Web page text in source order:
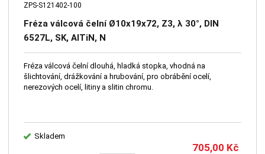
ZPS-S121402-100
Fréza válcová čelní Ø10x19x72, Z3, λ 30°, DIN
6527L, SK, AlTiN, N
Fréza válcová čelní dlouhá, hladká stopka, vhodná na
šlichtování, drážkování a hrubování, pro obrábění ocelí,
nerezových ocelí, litiny a slitin chromu.
Skladem
705,00 Kč